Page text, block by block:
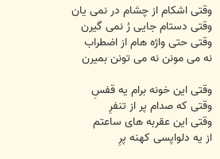
وقتی اشکام از چشام در نمی یان
وقتی دستام جایی رُ نمی گیرن
وقتی حتی واژه هام از اضطراب
نه می مونن نه می تونن بمیرن
وقتی این خونه برام یه قفسِ
وقتی که صدام پر از تنفرِ
وقتی این عقربه های ساعتم
از یه دلواپسی کهنه پرِ